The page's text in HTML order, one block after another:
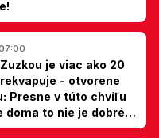
je viac ako 20
- otvorene
Presne v túto chvíľu
doma to nie je dobré,